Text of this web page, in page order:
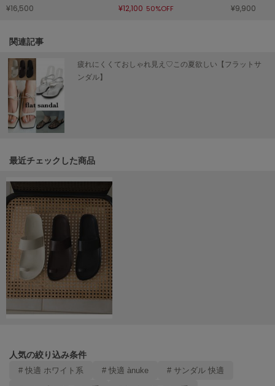
ミラオーウェン
MOIGE
モワージュ
MUCHA
ミュシャ
NEW Balance
ニューバランス
nezu
ネズ
NIKE
ナイキ
NOWNS
ナウンス
On
¥16,500 ¥12,100 50%OFF ¥9,900
関連記事
疲れにくくておしゃれ見え♡この夏欲しい【フラットサ
ンダル】
最近チェックした商品
人気の絞り込み条件
# 快適 ホワイト系 # 快適 ànuke # サンダル 快適